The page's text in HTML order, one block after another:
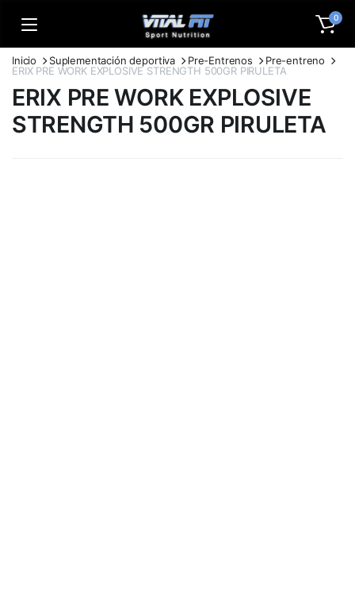
0
Inicio Suplementación deportiva Pre-Entrenos
Pre-entreno
ERIX PRE WORK EXPLOSIVE STRENGTH 500GR PIRULETA
ERIX PRE WORK EXPLOSIVE
STRENGTH 500GR PIRULETA